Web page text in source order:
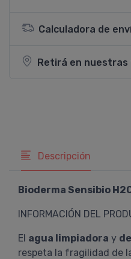
Calculadora de
Retirá en nuestras
Descripción
Bioderma Sensibio
INFORMACIÓN DEL
El agua limpiadora y
respeta la fragilidad de